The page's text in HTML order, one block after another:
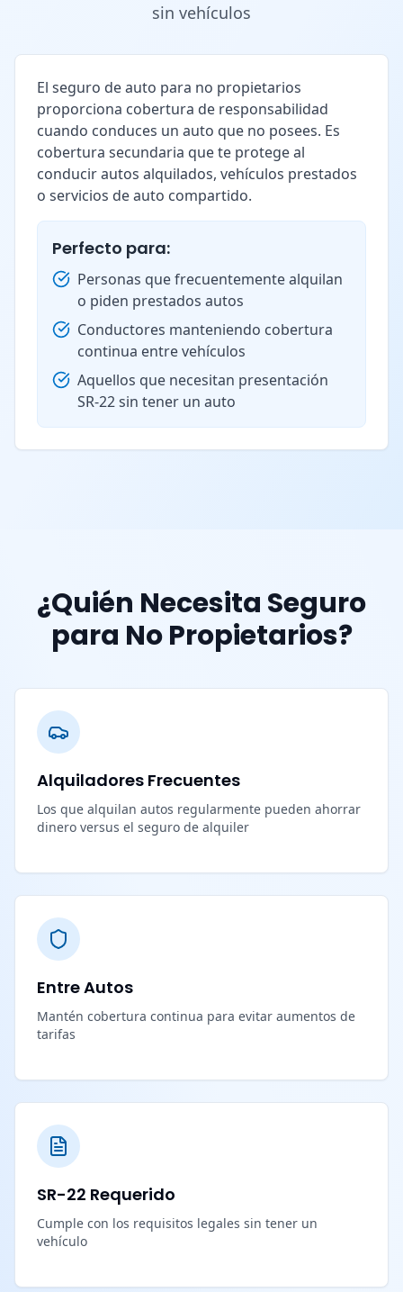
sin vehículos
El seguro de auto para no propietarios
proporciona cobertura de responsabilidad
cuando conduces un auto que no posees. Es
cobertura secundaria que te protege al
conducir autos alquilados, vehículos prestados
o servicios de auto compartido.
Perfecto para:
Personas que frecuentemente alquilan
o piden prestados autos
Conductores manteniendo cobertura
continua entre vehículos
Aquellos que necesitan presentación
SR-22 sin tener un auto
¿Quién Necesita Seguro
para No Propietarios?
Alquiladores Frecuentes
Los que alquilan autos regularmente pueden ahorrar
dinero versus el seguro de alquiler
Entre Autos
Mantén cobertura continua para evitar aumentos de
tarifas
SR-22 Requerido
Cumple con los requisitos legales sin tener un
vehículo